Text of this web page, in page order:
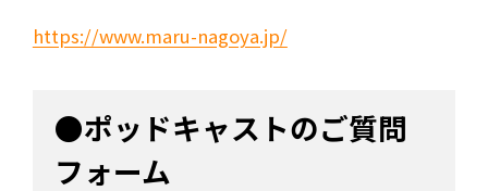
https://www.maru-nagoya.jp/
●ポッドキャストのご質問
フォーム